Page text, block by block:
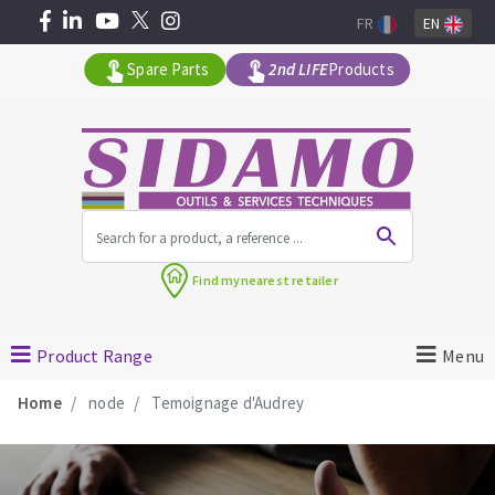
Angle grinders
Petrol saws
core-drilling machines
Spare Parts 2nd LIFEProducts
FR EN
Find mynearest retailer
Product Range Menu
Home node Temoignage d'Audrey